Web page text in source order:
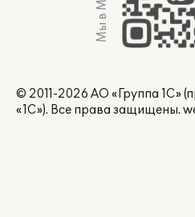
Мы в Max
© 2011-2026 АО «Группа 1С»
«1С»). Все права защищены.